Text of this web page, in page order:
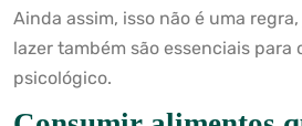
Ainda assim, isso não é uma
lazer também são essenciais
psicológico.